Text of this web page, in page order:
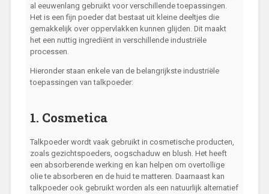
al eeuwenlang gebruikt voor verschillende toepassingen.
Het is een fijn poeder dat bestaat uit kleine deeltjes die
gemakkelijk over oppervlakken kunnen glijden. Dit maakt
het een nuttig ingrediënt in verschillende industriële
processen.
Hieronder staan enkele van de belangrijkste industriële
toepassingen van talkpoeder:
1. Cosmetica
Talkpoeder wordt vaak gebruikt in cosmetische producten,
zoals gezichtspoeders, oogschaduw en blush. Het heeft
een absorberende werking en kan helpen om overtollige
olie te absorberen en de huid te matteren. Daarnaast kan
talkpoeder ook gebruikt worden als een natuurlijk alternatief